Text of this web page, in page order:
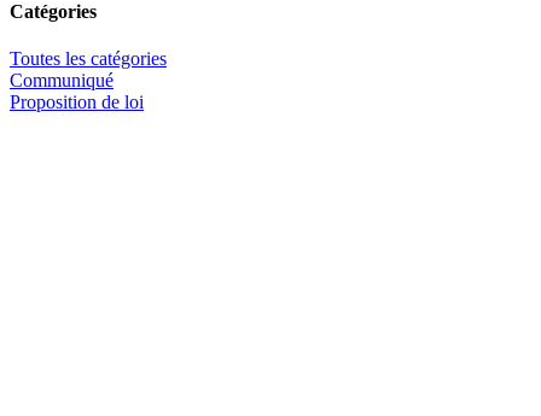
Catégories
Toutes les catégories
Communiqué
Proposition de loi